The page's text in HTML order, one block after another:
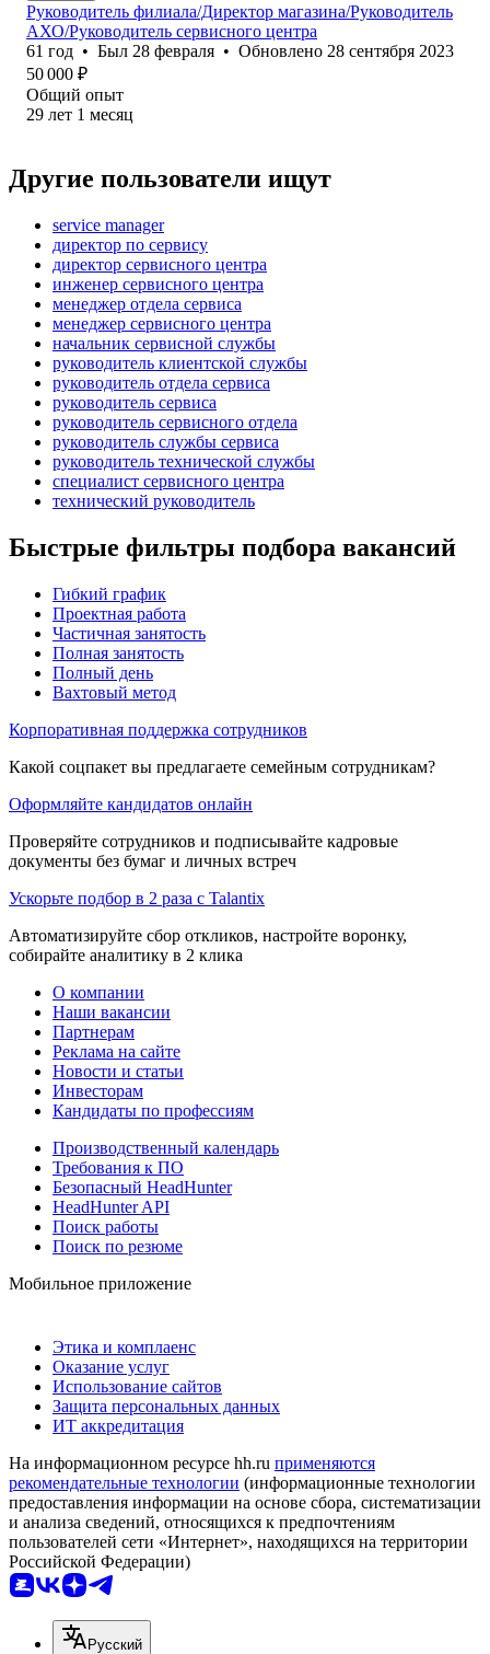
Руководитель филиала/Директор магазина/Руководитель
АХО/Руководитель сервисного центра
61 год • Был 28 февраля • Обновлено 28 сентября 2023
50 000 ₽
Общий опыт
29 лет 1 месяц
Другие пользователи ищут
service manager
директор по сервису
директор сервисного центра
инженер сервисного центра
менеджер отдела сервиса
менеджер сервисного центра
начальник сервисной службы
руководитель клиентской службы
руководитель отдела сервиса
руководитель сервиса
руководитель сервисного отдела
руководитель службы сервиса
руководитель технической службы
специалист сервисного центра
технический руководитель
Быстрые фильтры подбора вакансий
Гибкий график
Проектная работа
Частичная занятость
Полная занятость
Полный день
Вахтовый метод
Корпоративная поддержка сотрудников
Какой соцпакет вы предлагаете семейным сотрудникам?
Оформляйте кандидатов онлайн
Проверяйте сотрудников и подписывайте кадровые
документы без бумаг и личных встреч
Ускорьте подбор в 2 раза с Talantix
Автоматизируйте сбор откликов, настройте воронку,
собирайте аналитику в 2 клика
О компании
Наши вакансии
Партнерам
Реклама на сайте
Новости и статьи
Инвесторам
Кандидаты по профессиям
Производственный календарь
Требования к ПО
Безопасный HeadHunter
HeadHunter API
Поиск работы
Поиск по резюме
Мобильное приложение
Этика и комплаенс
Оказание услуг
Использование сайтов
Защита персональных данных
ИТ аккредитация
На информационном ресурсе hh.ru применяются
рекомендательные технологии (информационные технологии
предоставления информации на основе сбора, систематизации
и анализа сведений, относящихся к предпочтениям
пользователей сети «Интернет», находящихся на территории
Российской Федерации)
Русский